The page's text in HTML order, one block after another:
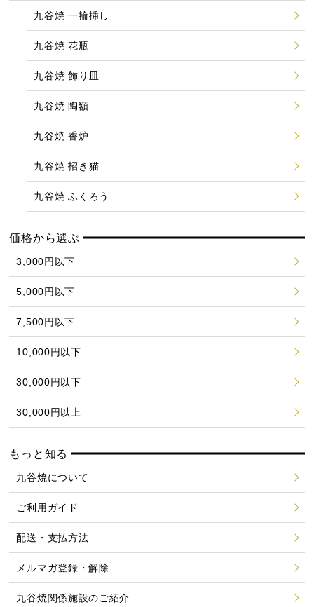
九谷焼 一輪挿し
九谷焼 花瓶
九谷焼 飾り皿
九谷焼 陶額
九谷焼 香炉
九谷焼 招き猫
九谷焼 ふくろう
価格から選ぶ
3,000円以下
5,000円以下
7,500円以下
10,000円以下
30,000円以下
30,000円以上
もっと知る
九谷焼について
ご利用ガイド
配送・支払方法
メルマガ登録・解除
九谷焼関係施設のご紹介